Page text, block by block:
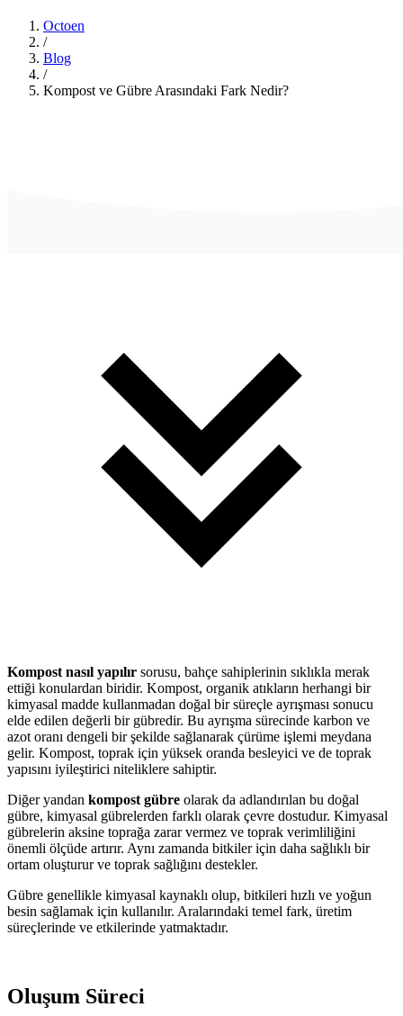
Octoen
/
Blog
/
Kompost ve Gübre Arasındaki Fark Nedir?
Kompost nasıl yapılır sorusu, bahçe sahiplerinin sıklıkla merak
ettiği konulardan biridir. Kompost, organik atıkların herhangi bir
kimyasal madde kullanmadan doğal bir süreçle ayrışması sonucu
elde edilen değerli bir gübredir. Bu ayrışma sürecinde karbon ve
azot oranı dengeli bir şekilde sağlanarak çürüme işlemi meydana
gelir. Kompost, toprak için yüksek oranda besleyici ve de toprak
yapısını iyileştirici niteliklere sahiptir.
Diğer yandan kompost gübre olarak da adlandırılan bu doğal
gübre, kimyasal gübrelerden farklı olarak çevre dostudur. Kimyasal
gübrelerin aksine toprağa zarar vermez ve toprak verimliliğini
önemli ölçüde artırır. Aynı zamanda bitkiler için daha sağlıklı bir
ortam oluşturur ve toprak sağlığını destekler.
Gübre genellikle kimyasal kaynaklı olup, bitkileri hızlı ve yoğun
besin sağlamak için kullanılır. Aralarındaki temel fark, üretim
süreçlerinde ve etkilerinde yatmaktadır.
Oluşum Süreci